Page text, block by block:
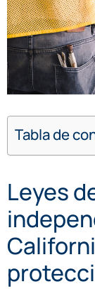
Tabla de
Leyes